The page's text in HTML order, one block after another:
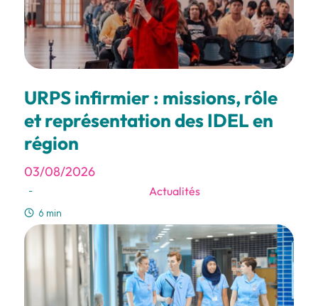
URPS infirmier : missions, rôle
et représentation des IDEL en
région
03/08/2026
- Actualités
6 min